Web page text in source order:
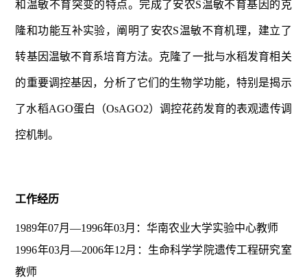
和温敏不育突变的特点。完成了安农S温敏不育基因的克
隆和功能互补实验，阐明了安农S温敏不育机理，建立了
转基因温敏不育系培育方法。克隆了一批与水稻发育相关
的重要调控基因，分析了它们的生物学功能，特别是揭示
了水稻AGO蛋白（OsAGO2）调控花药发育的表观遗传调
控机制。
工作经历
1989年07月—1996年03月：华南农业大学实验中心教师
1996年03月—2006年12月：生命科学学院遗传工程研究室
教师